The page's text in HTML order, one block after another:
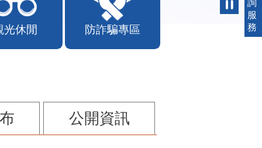
光休閒 防詐騙專區
公開資訊
詢
服
務